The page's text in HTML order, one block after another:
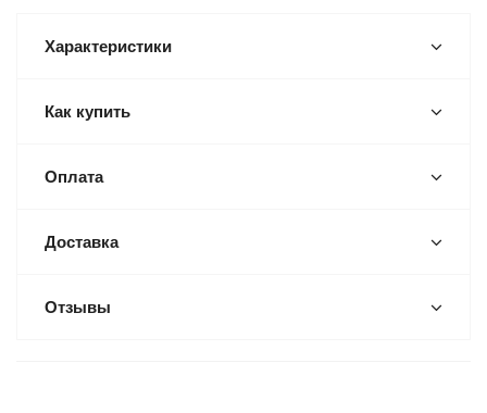
Характеристики
Как купить
Оплата
Доставка
Отзывы